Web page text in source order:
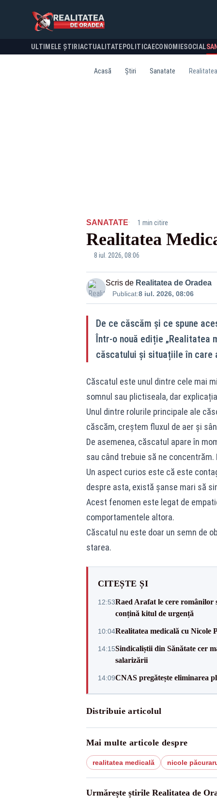
ULTIMELE ȘTIRI ACTUALITATE POLITICA ECONOMIESOCIAL
Acasă Știri Sanatate
SANATATE· 1 min citire
Realitatea
8 iul. 2026, 08:06
Scris de Realitatea de Oradea
Publicat:8 iul. 2026, 08:06
De ce căscăm și ce spune
Într-o nouă ediție „Realitatea
căscatului și situațiile în care
Căscatul este unul dintre cele mai
somnul sau plictiseala, dar
Unul dintre rolurile principale ale
căscăm, creștem fluxul de aer și
De asemenea, căscatul apare în
sau când trebuie să ne
Un aspect curios este că este
despre asta, există șanse mari să
Acest fenomen este legat de
comportamentele altora.
Căscatul nu este doar un semn de
starea.
CITEȘTE ȘI
12:53Raed Arafat le cere românilor
conțină kitul de urgență
10:04Realitatea medicală cu Nicole
14:15Sindicaliștii din Sănătate cer
salarizării
14:09CNAS pregătește eliminarea
Distribuie articolul
Mai multe articole despre
realitatea medicală nicole
Urmărește știrile Realitatea de